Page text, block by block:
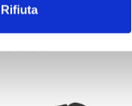
Rifiuta
a partire da